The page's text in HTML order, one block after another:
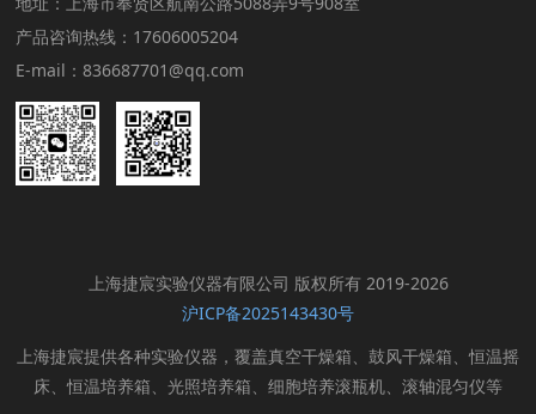
产品咨询热线：17606005204
E-mail：836687701@qq.com
上海捷宸实验仪器有限公司 版权所有 2019-2026
沪ICP备2025143430号
上海捷宸提供各种实验仪器，覆盖真空干燥箱、鼓风干燥箱、恒温摇
床、恒温培养箱、光照培养箱、细胞培养滚瓶机、滚轴混匀仪等